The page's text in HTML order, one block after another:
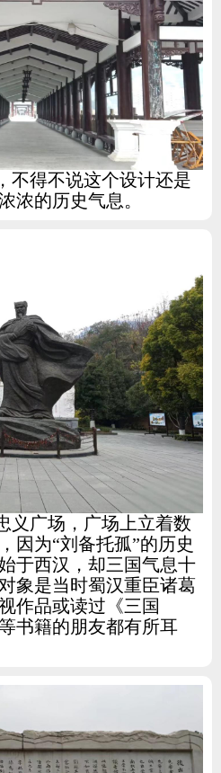
不得不说这个设计还是
浓的历史气息。
义广场，广场上立着数
因为“刘备托孤”的历史
于西汉，却三国气息十
象是当时蜀汉重臣诸葛
作品或读过《三国
书籍的朋友都有所耳